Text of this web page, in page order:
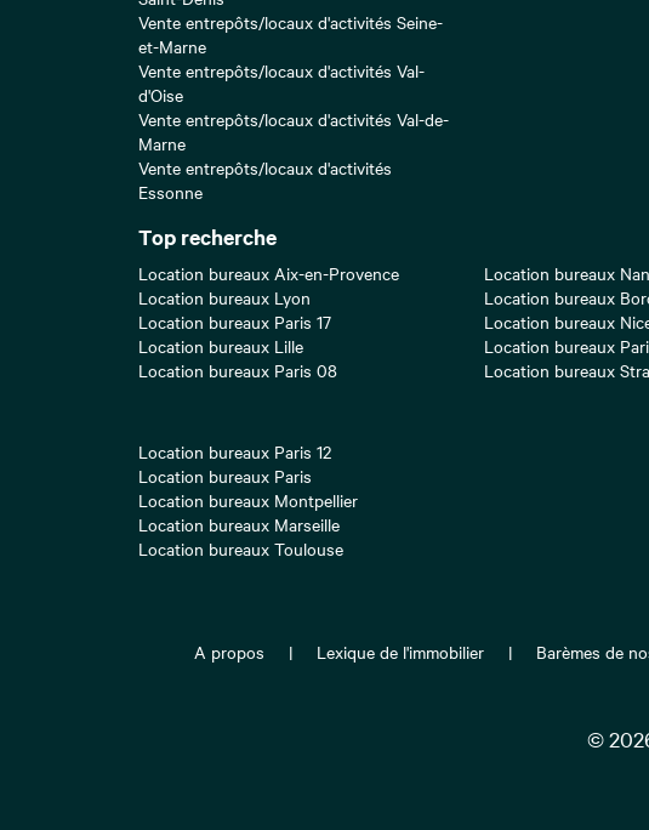
Vente entrepôts/locaux d'activités Seine-
et-Marne
Vente entrepôts/locaux d'activités Val-
d'Oise
Vente entrepôts/locaux d'activités Val-de-
Marne
Vente entrepôts/locaux d'activités
Essonne
Top recherche
Location bureaux Aix-en-Provence
Location bureaux Lyon
Location bureaux Paris 17
Location bureaux Lille
Location bureaux Paris 08
Location bureaux
Location bureaux
Location bureaux
Location bureaux
Location bureaux
Location bureaux Paris 12
Location bureaux Paris
Location bureaux Montpellier
Location bureaux Marseille
Location bureaux Toulouse
A propos Lexique de l'immobilier Barèmes de
©